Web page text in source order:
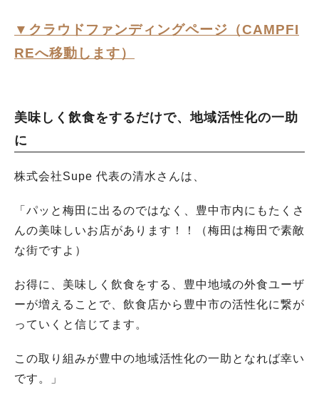
▼クラウドファンディングページ（CAMPFI
REへ移動します）
美味しく飲食をするだけで、地域活性化の一助
に
株式会社Supe 代表の清水さんは、
「パッと梅田に出るのではなく、豊中市内にもたくさ
んの美味しいお店があります！！（梅田は梅田で素敵
な街ですよ）
お得に、美味しく飲食をする、豊中地域の外食ユーザ
ーが増えることで、飲食店から豊中市の活性化に繋が
っていくと信じてます。
この取り組みが豊中の地域活性化の一助となれば幸い
です。」